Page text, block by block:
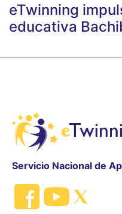
eTwinning
educativa
Servicio Nacional de